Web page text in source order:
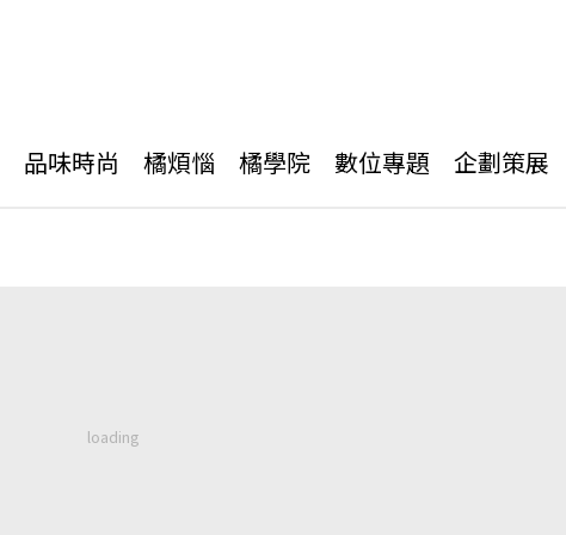
品味時尚 橘煩惱 橘學院 數位專題 企劃策展